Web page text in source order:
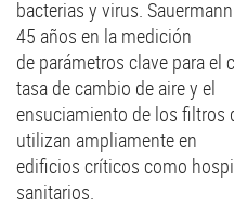
bacterias y virus.
45 años en la medición
de parámetros clave para
tasa de cambio de aire y el
ensuciamiento de los filtros
utilizan ampliamente en
edificios críticos como
sanitarios.